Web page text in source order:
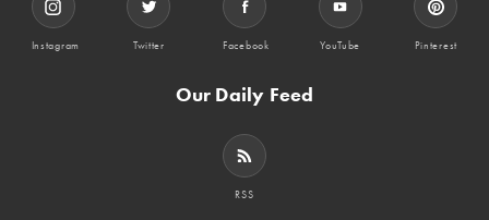
Instagram Twitter Facebook YouTube Pinterest
Our Daily Feed
RSS